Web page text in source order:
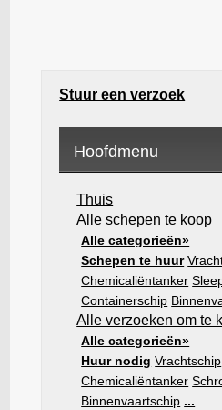
Stuur een verzoek
Hoofdmenu
Thuis
Alle schepen te koop
Alle categorieën»
Schepen te huur
Chemicaliëntanker
Containerschip
Alle verzoeken om te
Alle categorieën»
Huur nodig Vrachtschip
Chemicaliëntanker
Binnenvaartschip ...